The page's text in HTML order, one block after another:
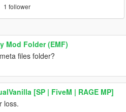
1 follower
Mod Folder (EMF)
files folder?
[SP | FiveM | RAGE MP]
loss.